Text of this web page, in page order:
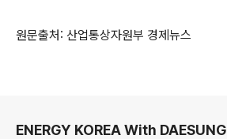
원문출처: 산업통상자원부 경제뉴스
ENERGY KOREA With DAESUNG